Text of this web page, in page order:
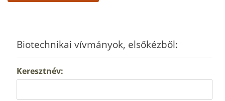
Biotechnikai vívmányok, elsőkézből:
Keresztnév: